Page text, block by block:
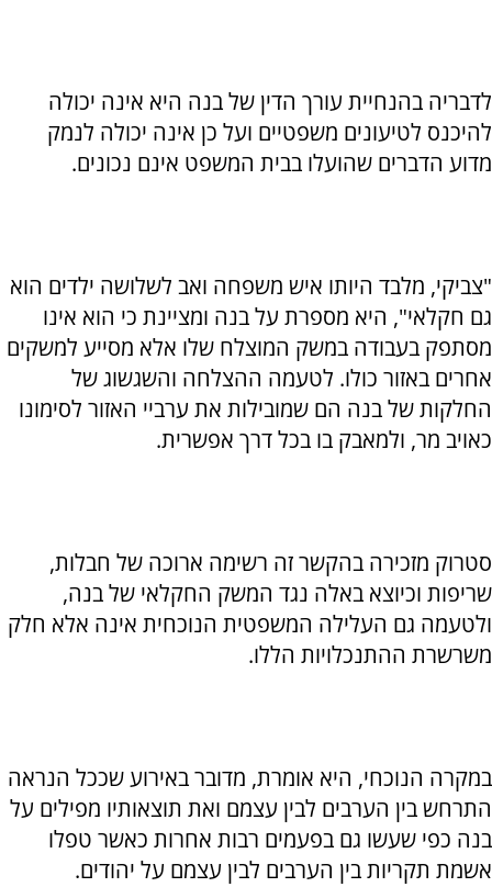
לדבריה בהנחיית עורך הדין של בנה היא אינה יכולה
להיכנס לטיעונים משפטיים ועל כן אינה יכולה לנמק
מדוע הדברים שהועלו בבית המשפט אינם נכונים.
"צביקי, מלבד היותו איש משפחה ואב לשלושה ילדים הוא
גם חקלאי", היא מספרת על בנה ומציינת כי הוא אינו
מסתפק בעבודה במשק המוצלח שלו אלא מסייע למשקים
אחרים באזור כולו. לטעמה ההצלחה והשגשוג של
החלקות של בנה הם שמובילות את ערביי האזור לסימונו
כאויב מר, ולמאבק בו בכל דרך אפשרית.
סטרוק מזכירה בהקשר זה רשימה ארוכה של חבלות,
שריפות וכיוצא באלה נגד המשק החקלאי של בנה,
ולטעמה גם העלילה המשפטית הנוכחית אינה אלא חלק
משרשרת ההתנכלויות הללו.
במקרה הנוכחי, היא אומרת, מדובר באירוע שככל הנראה
התרחש בין הערבים לבין עצמם ואת תוצאותיו מפילים על
בנה כפי שעשו גם בפעמים רבות אחרות כאשר טפלו
אשמת תקריות בין הערבים לבין עצמם על יהודים.